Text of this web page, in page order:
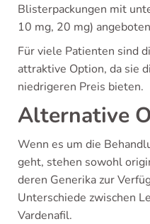
Blisterpackungen mit
10 mg, 20 mg)
Für viele Patienten sind
attraktive Option, da sie
niedrigeren Preis bieten.
Alternative
Wenn es um die
geht, stehen sowohl
deren Generika zur
Unterschiede zwischen
Vardenafil.